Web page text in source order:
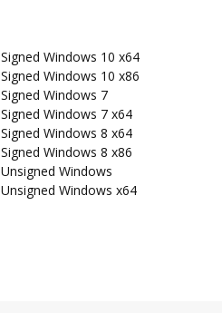
Windows 10 x64
Windows 10 x86
Windows 7
Windows 7 x64
Windows 8 x64
Windows 8 x86
Windows
Windows x64